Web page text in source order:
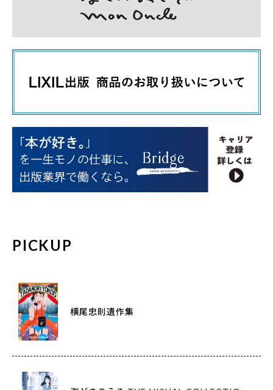
PICKUP
横尾忠則遺作集